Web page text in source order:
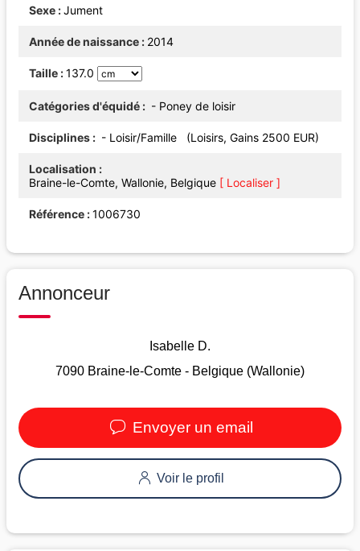
Sexe Jument
Année de naissance 2014
Taille 137.0
Catégories d'équidé - Poney de loisir
Disciplines - Loisir/Famille (Loisirs, Gains 2500 EUR)
Localisation
Braine-le-Comte, Wallonie, Belgique [ Localiser ]
Référence 1006730
Annonceur
Isabelle D.
7090 Braine-le-Comte - Belgique (Wallonie)
Envoyer un email
Voir le profil